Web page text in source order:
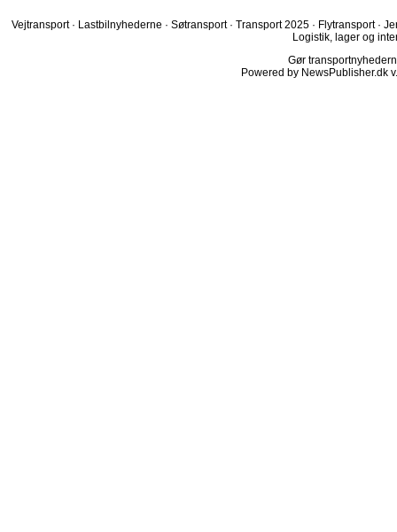
Vejtransport · Lastbilnyhederne · Søtransport · Transport 2025 · Flytransport ·
Logistik, lager og
Gør
Powered by NewsPublisher.dk